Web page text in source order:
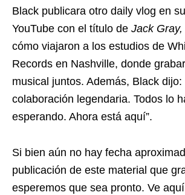
Black publicara otro daily vlog en
YouTube con el título de Jack Gray,
cómo viajaron a los estudios de
Records en Nashville, donde
musical juntos. Además, Black dijo:
colaboración legendaria. Todos lo
esperando. Ahora está aquí”.
Si bien aún no hay fecha
publicación de este material que
esperemos que sea pronto. Ve